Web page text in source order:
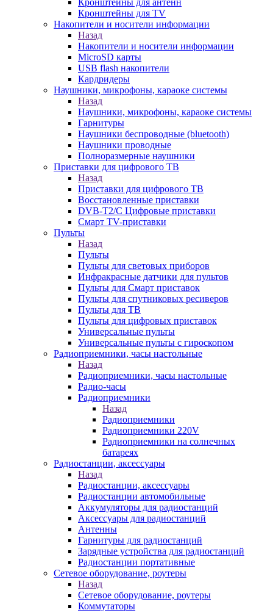
Кронштейны для антенн
Кронштейны для TV
Накопители и носители информации
Назад
Накопители и носители информации
MicroSD карты
USB flash накопители
Кардридеры
Наушники, микрофоны, караоке системы
Назад
Наушники, микрофоны, караоке системы
Гарнитуры
Наушники беспроводные (bluetooth)
Наушники проводные
Полноразмерные наушники
Приставки для цифрового ТВ
Назад
Приставки для цифрового ТВ
Восстановленные приставки
DVB-T2/C Цифровые приставки
Смарт ТV-приставки
Пульты
Назад
Пульты
Пульты для световых приборов
Инфракрасные датчики для пультов
Пульты для Смарт приставок
Пульты для спутниковых ресиверов
Пульты для ТВ
Пульты для цифровых приставок
Универсальные пульты
Универсальные пульты с гироскопом
Радиоприемники, часы настольные
Назад
Радиоприемники, часы настольные
Радио-часы
Радиоприемники
Назад
Радиоприемники
Радиоприемники 220V
Радиоприемники на солнечных
батареях
Радиостанции, аксессуары
Назад
Радиостанции, аксессуары
Радиостанции автомобильные
Аккумуляторы для радиостанций
Аксессуары для радиостанций
Антенны
Гарнитуры для радиостанций
Зарядные устройства для радиостанций
Радиостанции портативные
Сетевое оборудование, роутеры
Назад
Сетевое оборудование, роутеры
Коммутаторы